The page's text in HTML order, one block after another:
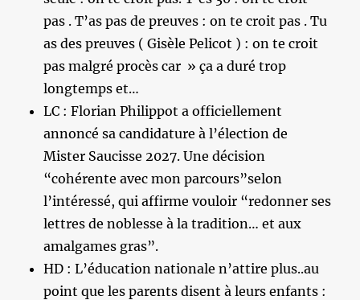
pas . T’as pas de preuves : on te croit pas . Tu
as des preuves ( Gisèle Pelicot ) : on te croit
pas malgré procès car » ça a duré trop
longtemps et…
LC : Florian Philippot a officiellement
annoncé sa candidature à l’élection de
Mister Saucisse 2027. Une décision
“cohérente avec mon parcours”selon
l’intéressé, qui affirme vouloir “redonner ses
lettres de noblesse à la tradition… et aux
amalgames gras”.
HD : L’éducation nationale n’attire plus..au
point que les parents disent à leurs enfants :